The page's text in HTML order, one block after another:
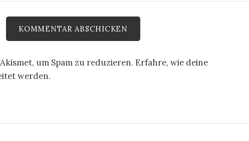
um Spam zu reduzieren. Erfahre, wie deine
werden.